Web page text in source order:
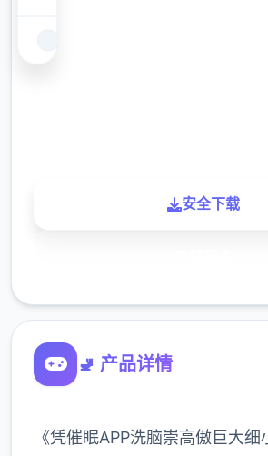
安全下载
🚽 产品详情
《凭催眠APP洗脑崇高傲巨大